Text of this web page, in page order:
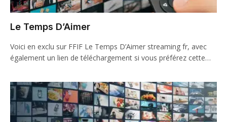
Le Temps D’Aimer
Voici en exclu sur FFIF Le Temps D’Aimer streaming fr, avec
également un lien de téléchargement si vous préférez cette…